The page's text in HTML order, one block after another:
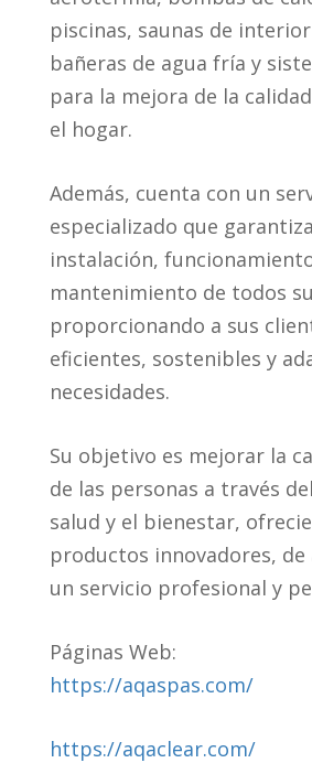
piscinas, saunas de
bañeras de agua fría y
para la mejora de la
el hogar.
Además, cuenta con un
especializado que
instalación,
mantenimiento de todos
proporcionando a sus
eficientes, sostenibles y
necesidades.
Su objetivo es mejorar la
de las personas a través
salud y el bienestar,
productos innovadores, de
un servicio profesional y
Páginas Web:
https://aqaspas.com/
https://aqaclear.com/